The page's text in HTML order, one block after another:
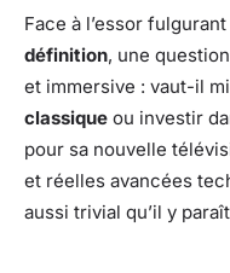
Face à l’essor
définition, une
et immersive : vaut-il
classique ou investir
pour sa nouvelle
et réelles avancées
aussi trivial qu’il y